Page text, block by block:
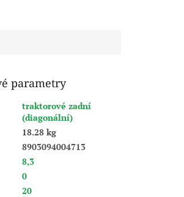
parametry
traktorové zadní
(diagonální)
18.28 kg
8903094004713
8,3
0
20